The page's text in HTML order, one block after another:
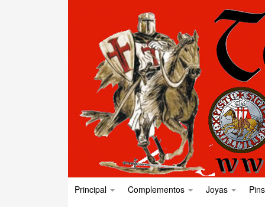
Principal Complementos Joyas
Pins